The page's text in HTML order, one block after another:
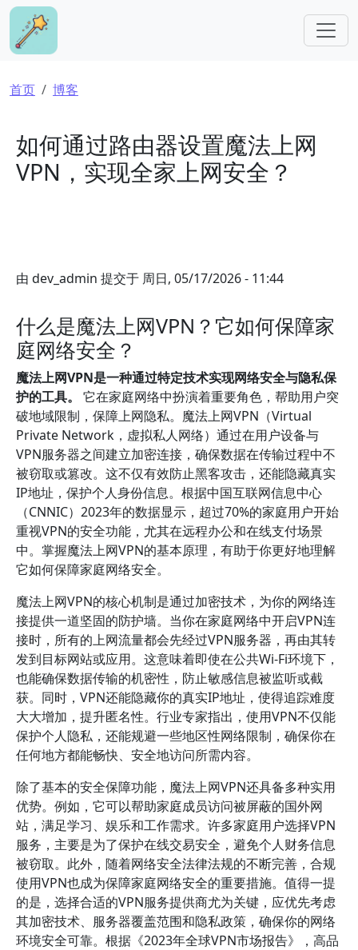
跳转到主要内容
面包屑
首页 博客
如何通过路由器设置魔法上网
VPN，实现全家上网安全？
由 dev_admin 提交于 周日, 05/17/2026 - 11:44
什么是魔法上网VPN？它如何保障家
庭网络安全？
魔法上网VPN是一种通过特定技术实现网络安全与隐私保
护的工具。
它在家庭网络中扮演着重要角色，帮助用户突
破地域限制，保障上网隐私。魔法上网VPN（Virtual
Private Network，虚拟私人网络）通过在用户设备与
VPN服务器之间建立加密连接，确保数据在传输过程中不
被窃取或篡改。这不仅有效防止黑客攻击，还能隐藏真实
IP地址，保护个人身份信息。根据中国互联网信息中心
（CNNIC）2023年的数据显示，超过70%的家庭用户开始
重视VPN的安全功能，尤其在远程办公和在线支付场景
中。掌握魔法上网VPN的基本原理，有助于你更好地理解
它如何保障家庭网络安全。
魔法上网VPN的核心机制是通过加密技术，为你的网络连
接提供一道坚固的防护墙。当你在家庭网络中开启VPN连
接时，所有的上网流量都会先经过VPN服务器，再由其转
发到目标网站或应用。这意味着即使在公共Wi-Fi环境下，
也能确保数据传输的机密性，防止敏感信息被监听或截
获。同时，VPN还能隐藏你的真实IP地址，使得追踪难度
大大增加，提升匿名性。行业专家指出，使用VPN不仅能
保护个人隐私，还能规避一些地区性网络限制，确保你在
任何地方都能畅快、安全地访问所需内容。
除了基本的安全保障功能，魔法上网VPN还具备多种实用
优势。例如，它可以帮助家庭成员访问被屏蔽的国外网
站，满足学习、娱乐和工作需求。许多家庭用户选择VPN
服务，主要是为了保护在线交易安全，避免个人财务信息
被窃取。此外，随着网络安全法律法规的不断完善，合规
使用VPN也成为保障家庭网络安全的重要措施。值得一提
的是，选择合适的VPN服务提供商尤为关键，应优先考虑
其加密技术、服务器覆盖范围和隐私政策，确保你的网络
环境安全可靠。根据《2023年全球VPN市场报告》，高品